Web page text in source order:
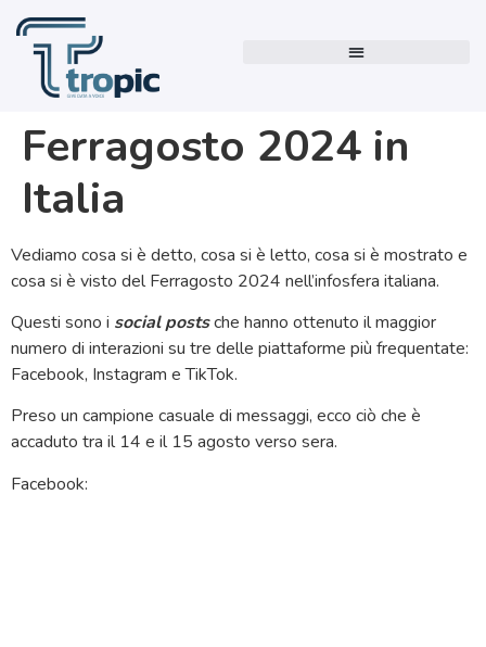
Ferragosto 2024 in
Italia
Vediamo cosa si è detto, cosa si è letto, cosa si è mostrato e
cosa si è visto del Ferragosto 2024 nell’infosfera italiana.
Questi sono i social postsche hanno ottenuto il maggior
numero di interazioni su tre delle piattaforme più frequentate:
Facebook, Instagram e TikTok.
Preso un campione casuale di messaggi, ecco ciò che è
accaduto tra il 14 e il 15 agosto verso sera.
Facebook: